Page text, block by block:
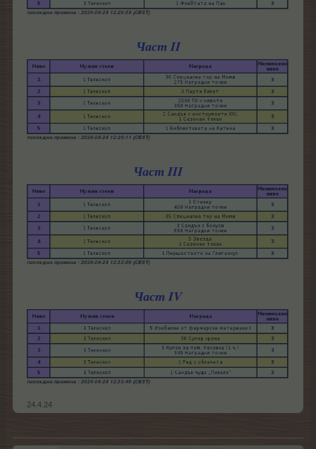
Част II
Част III
Част IV
24.4.24